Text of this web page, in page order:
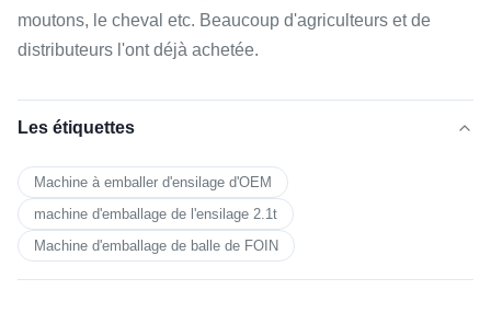
moutons, le cheval etc. Beaucoup d'agriculteurs et de
distributeurs l'ont déjà achetée.
Les étiquettes
Machine à emballer d'ensilage d'OEM
machine d'emballage de l'ensilage 2.1t
Machine d'emballage de balle de FOIN